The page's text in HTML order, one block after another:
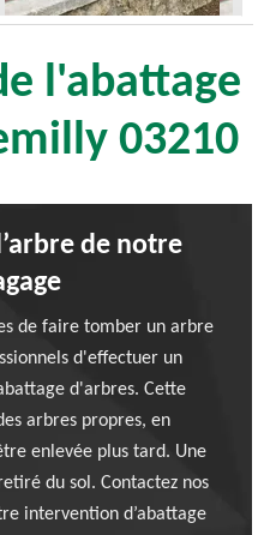
l'abattage
03210
de notre
de faire tomber un arbre
d'effectuer un
d'arbres. Cette
arbres propres, en
enlevée plus tard. Une
du sol. Contactez nos
intervention d’abattage